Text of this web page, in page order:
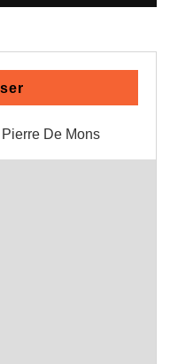
De Mons